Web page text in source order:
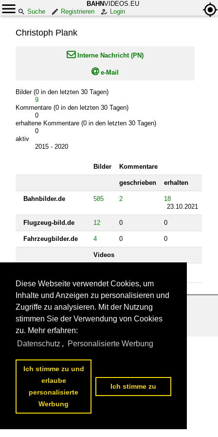
BAHNVIDEOS.EU
Suche
Registrieren Login
Christoph Plank
 Interne Nachricht (PN)
e-Mail
Bilder (0 in den letzten 30 Tagen)
9
Kommentare (0 in den letzten 30 Tagen)
0
erhaltene Kommentare (0 in den letzten 30 Tagen)
0
aktiv
2015 - 2020
Bilder Kommentare
geschrieben erhalten
Bahnbilder.de 585 2
18
23.10.2021
Flugzeug-bild.de 12 0 0
Fahrzeugbilder.de 4 0 0
Videos
Datenschutzerklärung |Kontakt
Diese Webseite verwendet Cookies, um
Inhalte und Anzeigen zu personalisieren und
Zugriffe zu analysieren. Mit der Nutzung
stimmen Sie der Verwendung von Cookies
zu. Mehr erfahren:
Datenschutz , Personalisierte Werbung
Ich stimme zu und
erlaube
personalisierte
Werbung
Ich stimme zu